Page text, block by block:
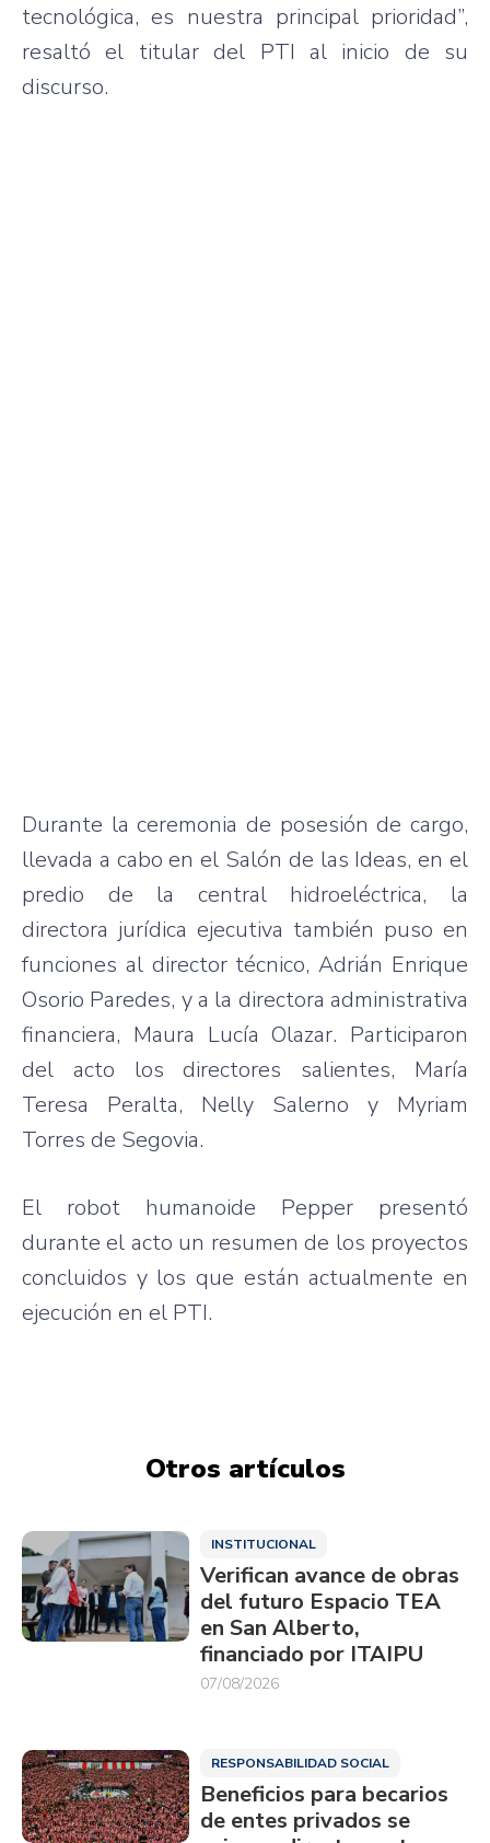
tecnológica, es nuestra principal prioridad”,
resaltó el titular del PTI al inicio de su
discurso.
Durante la ceremonia de posesión de cargo,
llevada a cabo en el Salón de las Ideas, en el
predio de la central hidroeléctrica, la
directora jurídica ejecutiva también puso en
funciones al director técnico, Adrián Enrique
Osorio Paredes, y a la directora administrativa
financiera, Maura Lucía Olazar. Participaron
del acto los directores salientes, María
Teresa Peralta, Nelly Salerno y Myriam
Torres de Segovia.
El robot humanoide Pepper presentó
durante el acto un resumen de los proyectos
concluidos y los que están actualmente en
ejecución en el PTI.
Otros artículos
INSTITUCIONAL
Verifican avance de obras
del futuro Espacio TEA
en San Alberto,
financiado por ITAIPU
07/08/2026
RESPONSABILIDAD SOCIAL
Beneficios para becarios
de entes privados se